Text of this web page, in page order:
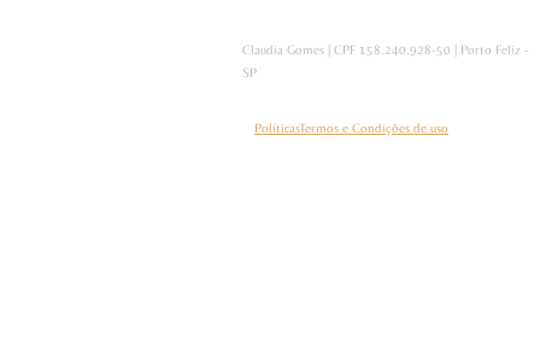
Claudia Gomes | CPF 158.240.928-50 | Porto Feliz -
SP
PolíticasTermos e Condições de uso